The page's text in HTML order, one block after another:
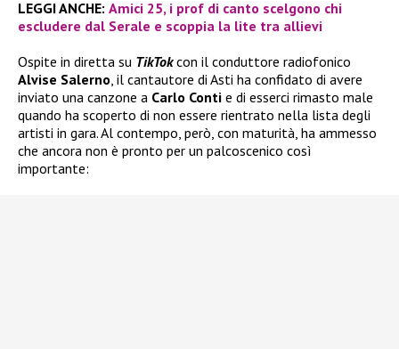
LEGGI ANCHE: Amici 25, i prof di canto scelgono chi
escludere dal Serale e scoppia la lite tra allievi
Ospite in diretta su TikTokcon il conduttore radiofonico
Alvise Salerno, il cantautore di Asti ha confidato di avere
inviato una canzone a Carlo Conti e di esserci rimasto male
quando ha scoperto di non essere rientrato nella lista degli
artisti in gara. Al contempo, però, con maturità, ha ammesso
che ancora non è pronto per un palcoscenico così
importante: